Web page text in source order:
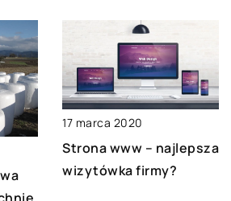
17 marca 2020
Strona www – najlepsza
wizytówka firmy?